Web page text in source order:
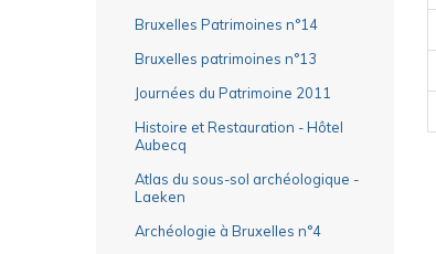
Bruxelles Patrimoines n°14
Bruxelles patrimoines n°13
Journées du Patrimoine 2011
Histoire et Restauration - Hôtel
Aubecq
Atlas du sous-sol archéologique -
Laeken
Archéologie à Bruxelles n°4